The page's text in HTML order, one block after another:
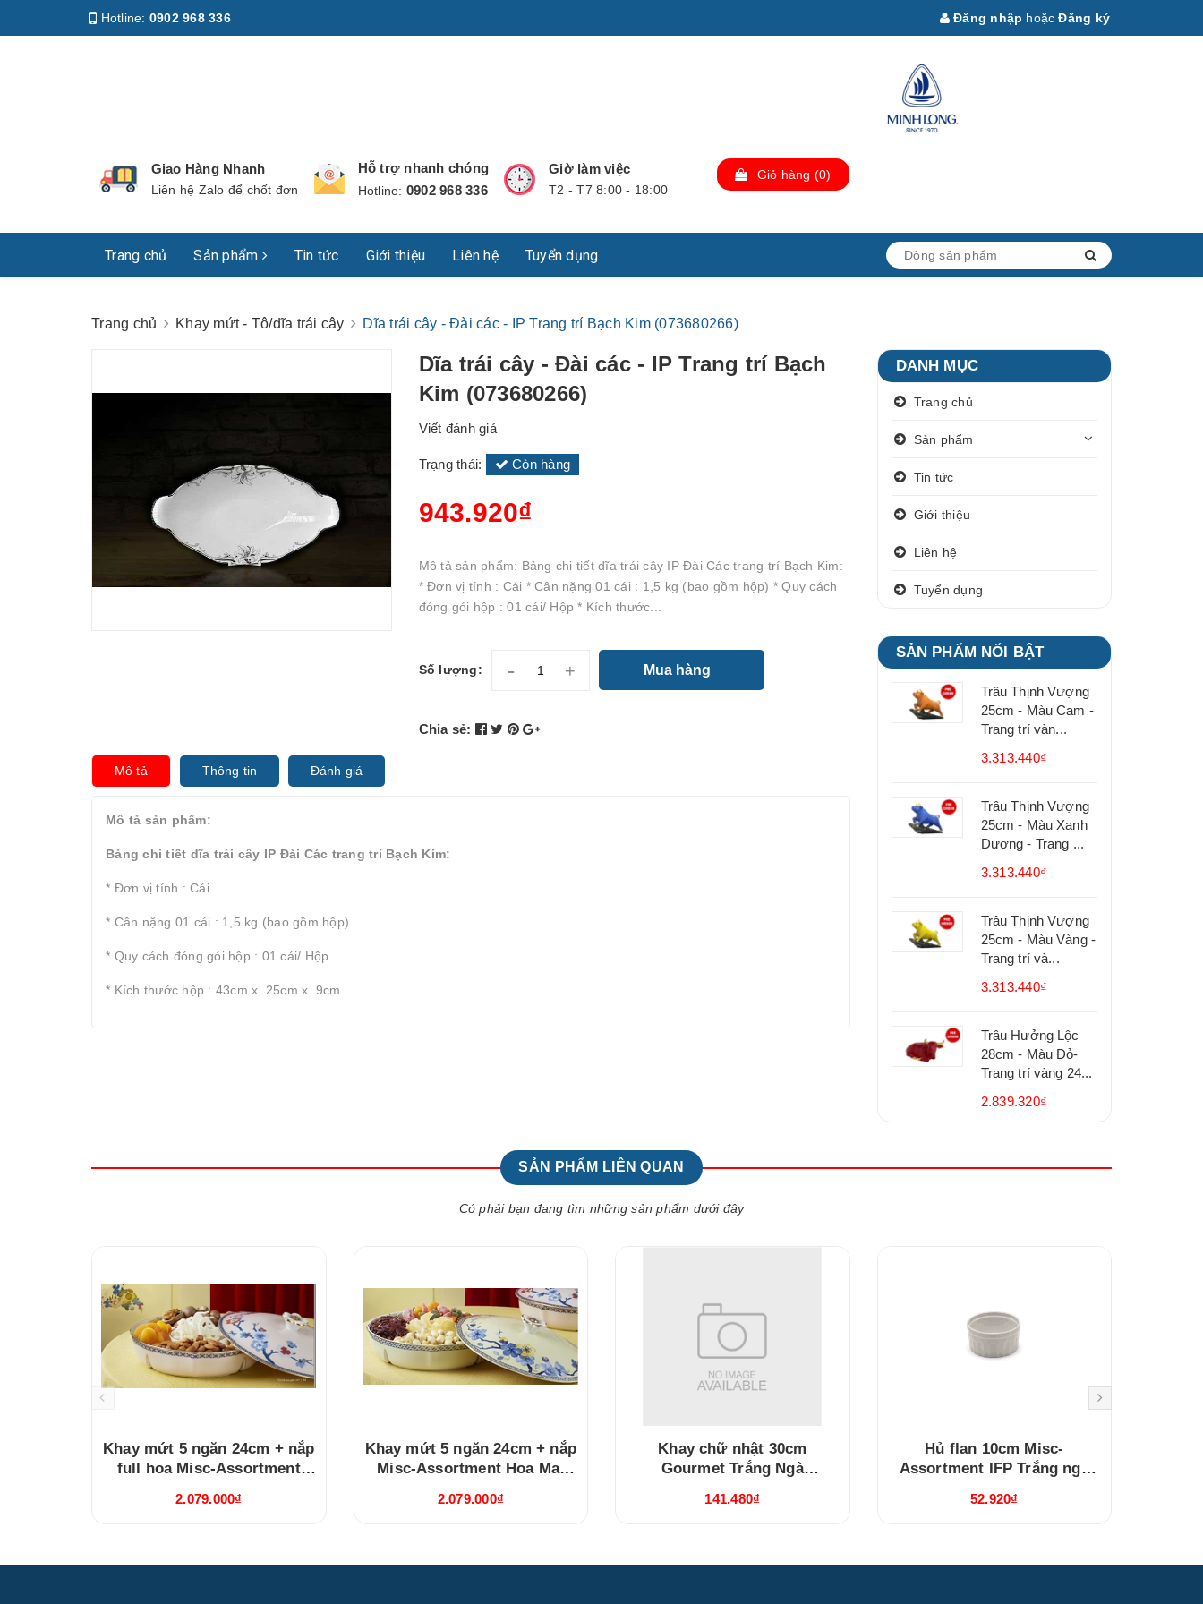
Hotline: 0902 968 336 Đăng nhập hoặc Đăng ký
Giao Hàng Nhanh
Liên hệ Zalo để chốt đơn
Hỗ trợ nhanh chóng
Hotline: 0902 968 336
Giờ làm việc
T2 - T7 8:00 - 18:00
Giỏ hàng (0)
Trang chủ Sản phẩm Tin tức Giới thiệu Liên hệ Tuyển dụng
Trang chủ Khay mứt - Tô/dĩa trái cây Dĩa trái cây - Đài các - IP Trang trí Bạch Kim (073680266)
Dĩa trái cây - Đài các - IP Trang trí Bạch
Kim (073680266)
Viết đánh giá
Trạng thái: Còn hàng
943.920₫
Mô tả sản phẩm: Bảng chi tiết dĩa trái cây IP Đài Các trang trí Bạch Kim:
* Đơn vị tính : Cái * Cân nặng 01 cái : 1,5 kg (bao gồm hộp) * Quy cách
đóng gói hộp : 01 cái/ Hộp * Kích thước...
Số lượng: - + Mua hàng
Chia sẻ:
Mô tả Thông tin Đánh giá
Mô tả sản phẩm:
Bảng chi tiết dĩa trái cây IP Đài Các trang trí Bạch Kim:
* Đơn vị tính : Cái
* Cân nặng 01 cái : 1,5 kg (bao gồm hộp)
* Quy cách đóng gói hộp : 01 cái/ Hộp
* Kích thước hộp : 43cm x 25cm x 9cm
DANH MỤC
Trang chủ
Sản phẩm
Tin tức
Giới thiệu
Liên hệ
Tuyển dụng
SẢN PHẨM NỔI BẬT
Trâu Thịnh Vượng
25cm - Màu Cam -
Trang trí vàn...
3.313.440₫
Trâu Thịnh Vượng
25cm - Màu Xanh
Dương - Trang ...
3.313.440₫
Trâu Thịnh Vượng
25cm - Màu Vàng -
Trang trí và...
3.313.440₫
Trâu Hưởng Lộc
28cm - Màu Đỏ-
Trang trí vàng 24...
2.839.320₫
SẢN PHẨM LIÊN QUAN
Có phải bạn đang tìm những sản phẩm dưới đây
Khay mứt 5 ngăn 24cm + nắp
full hoa Misc-Assortment
(212471496B)
2.079.000₫
Khay mứt 5 ngăn 24cm + nắp
Misc-Assortment Hoa Mai
2.079.000₫
Khay chữ nhật 30cm
Gourmet Trắng Ngà
141.480₫
Hủ flan 10cm Misc-
Assortment IFP Trắng ngà
52.920₫